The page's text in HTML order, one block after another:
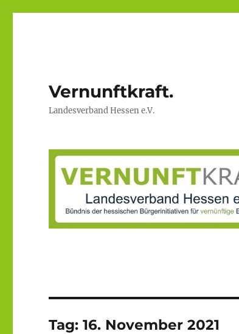
Vernunftkraft.
Landesverband Hessen e.V.
Tag:16. November 2021